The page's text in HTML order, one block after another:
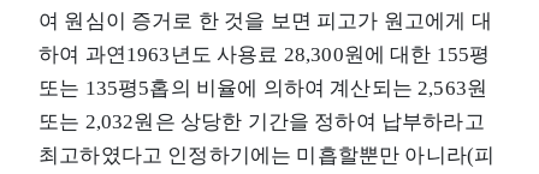
여 원심이 증거로 한 것을 보면 피고가 원고에게 대
하여 과연1963년도 사용료 28,300원에 대한 155평
또는 135평5홉의 비율에 의하여 계산되는 2,563원
또는 2,032원은 상당한 기간을 정하여 납부하라고
최고하였다고 인정하기에는 미흡할뿐만 아니라(피